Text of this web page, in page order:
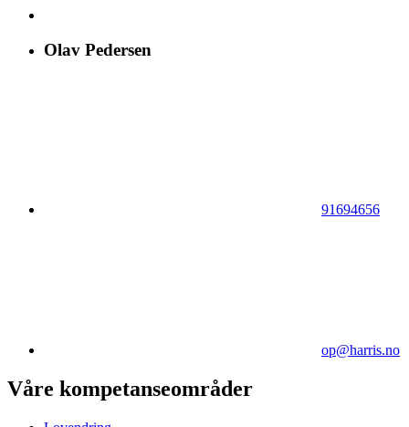
Olav Pedersen
91694656
op@harris.no
Våre kompetanseområder